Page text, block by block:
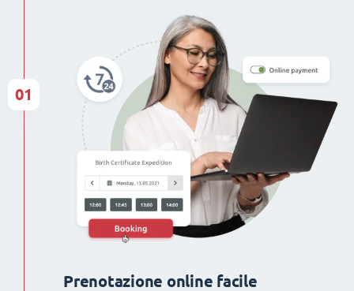
Prenotazione online facile
01